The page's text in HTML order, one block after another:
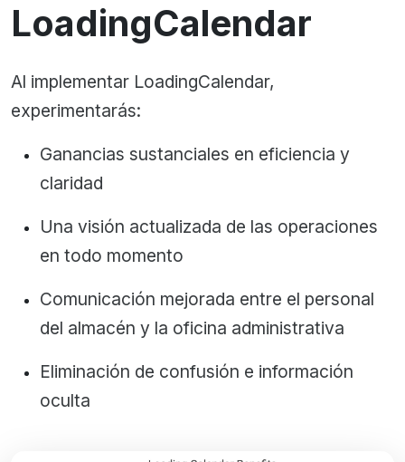
LoadingCalendar
Al implementar LoadingCalendar,
experimentarás:
Ganancias sustanciales en eficiencia y
claridad
Una visión actualizada de las operaciones
en todo momento
Comunicación mejorada entre el personal
del almacén y la oficina administrativa
Eliminación de confusión e información
oculta